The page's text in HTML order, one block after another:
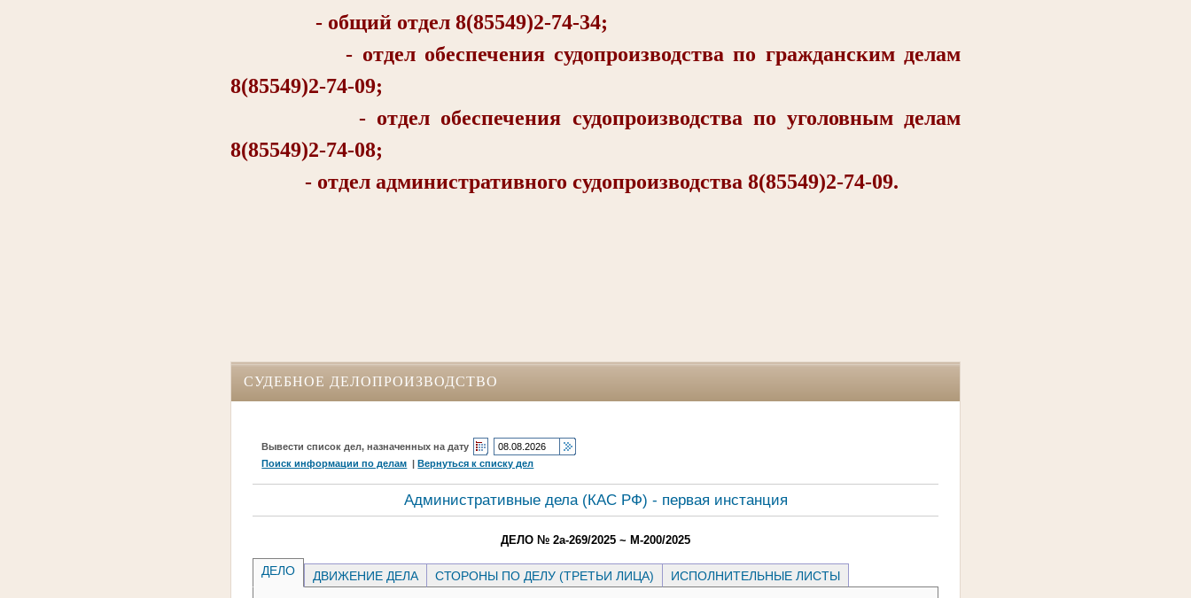
- общий отдел 8(85549)2-74-34;
- отдел обеспечения судопроизводства по гражданским делам
8(85549)2-74-09;
- отдел обеспечения судопроизводства по уголовным делам
8(85549)2-74-08;
- отдел административного судопроизводства 8(85549)2-74-09.
СУДЕБНОЕ ДЕЛОПРОИЗВОДСТВО
Вывести список дел, назначенных на дату
Поиск информации по делам |Вернуться к списку дел
Административные дела (КАC РФ) - первая инстанция
ДЕЛО № 2а-269/2025 ~ М-200/2025
ДЕЛО ДВИЖЕНИЕ ДЕЛА СТОРОНЫ ПО ДЕЛУ (ТРЕТЬИ ЛИЦА) ИСПОЛНИТЕЛЬНЫЕ ЛИСТЫ